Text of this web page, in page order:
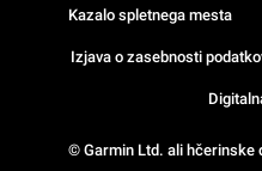
© Garmin Ltd. ali hčerinske
Kazalo spletnega mesta
Izjava o zasebnosti